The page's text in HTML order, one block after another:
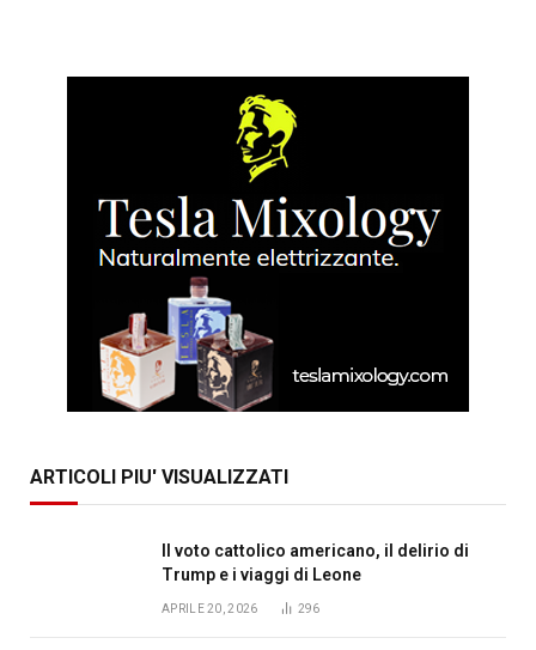
ARTICOLI PIU' VISUALIZZATI
Il voto cattolico americano, il delirio di
Trump e i viaggi di Leone
APRILE 20, 2026 296